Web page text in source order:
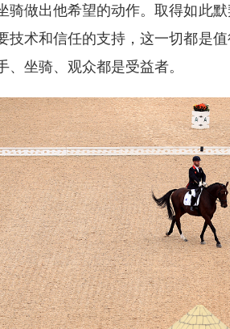
骑做出他希望的动作。取得如此
技术和信任的支持，这一切都是
、坐骑、观众都是受益者。